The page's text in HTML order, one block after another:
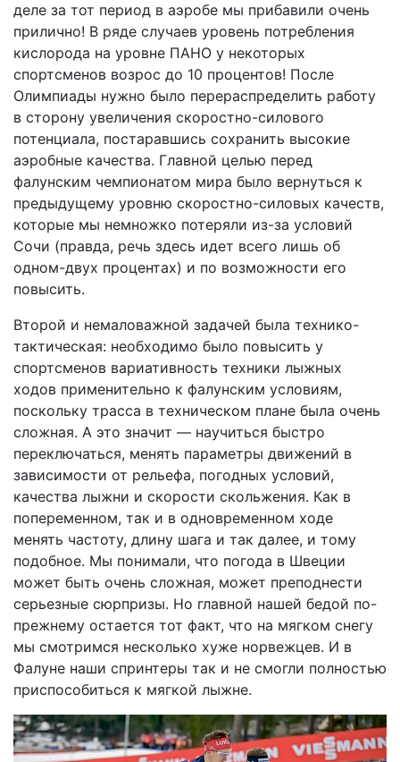
деле за тот период в аэробе мы прибавили очень
прилично! В ряде случаев уровень потребления
кислорода на уровне ПАНО у некоторых
спортсменов возрос до 10 процентов! После
Олимпиады нужно было перераспределить работу
в сторону увеличения скоростно-силового
потенциала, постаравшись сохранить высокие
аэробные качества. Главной целью перед
фалунским чемпионатом мира было вернуться к
предыдущему уровню скоростно-силовых качеств,
которые мы немножко потеряли из-за условий
Сочи (правда, речь здесь идет всего лишь об
одном-двух процентах) и по возможности его
повысить.
Второй и немаловажной задачей была технико-
тактическая: необходимо было повысить у
спортсменов вариативность техники лыжных
ходов применительно к фалунским условиям,
поскольку трасса в техническом плане была очень
сложная. А это значит — научиться быстро
переключаться, менять параметры движений в
зависимости от рельефа, погодных условий,
качества лыжни и скорости скольжения. Как в
попеременном, так и в одновременном ходе
менять частоту, длину шага и так далее, и тому
подобное. Мы понимали, что погода в Швеции
может быть очень сложная, может преподнести
серьезные сюрпризы. Но главной нашей бедой по-
прежнему остается тот факт, что на мягком снегу
мы смотримся несколько хуже норвежцев. И в
Фалуне наши спринтеры так и не смогли полностью
приспособиться к мягкой лыжне.